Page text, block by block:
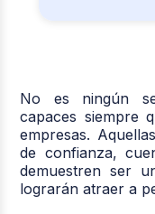
No es ningún
capaces siempre
empresas.
de confianza,
demuestren ser
lograrán atraer a